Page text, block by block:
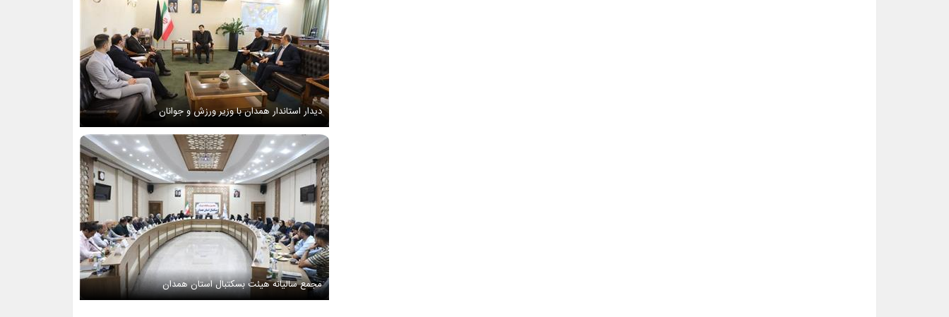
دیدار استاندار همدان با وزیر ورزش و جوانان
مجمع سالیانه هیئت بسکتبال استان همدان